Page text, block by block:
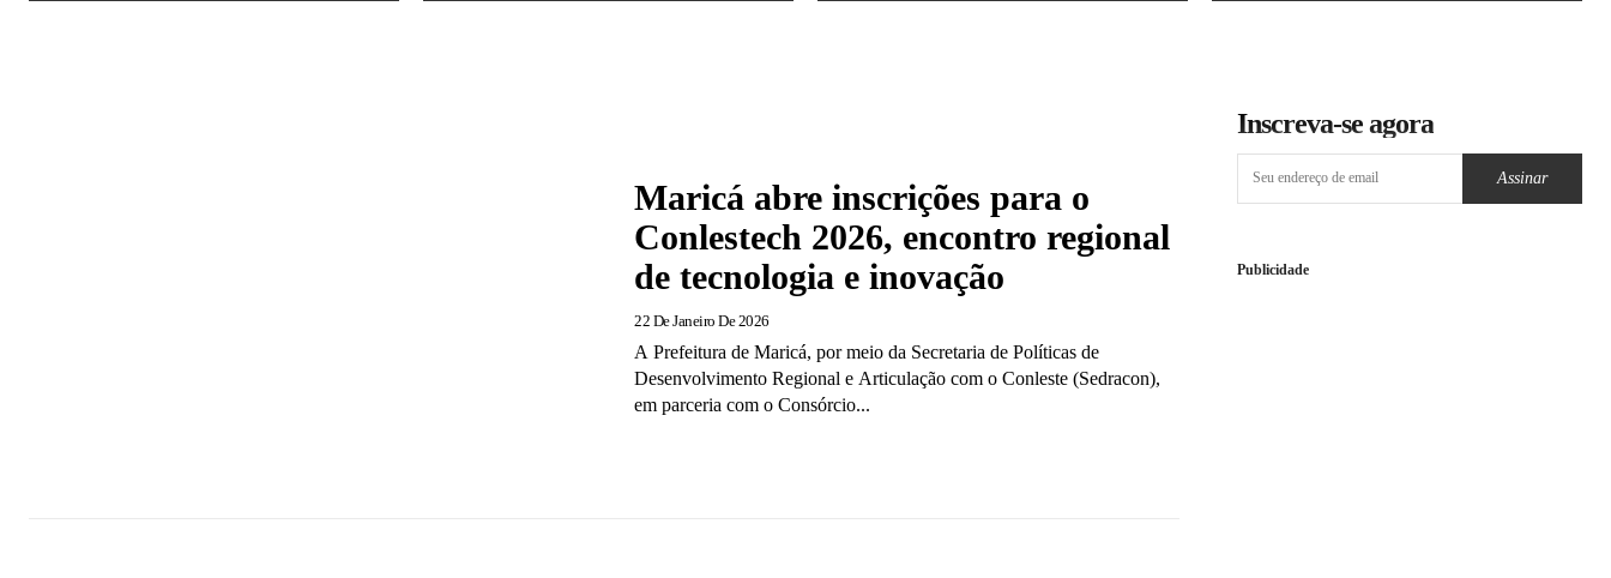
Maricá abre inscrições para o
Conlestech 2026, encontro regional
de tecnologia e inovação
22 De Janeiro De 2026
A Prefeitura de Maricá, por meio da Secretaria de Políticas de
Desenvolvimento Regional e Articulação com o Conleste (Sedracon),
em parceria com o Consórcio...
Inscreva-se agora
Assinar
Publicidade